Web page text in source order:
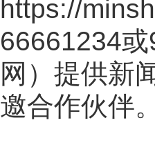
https://
66661234
网 ）提供新
邀合作伙伴。